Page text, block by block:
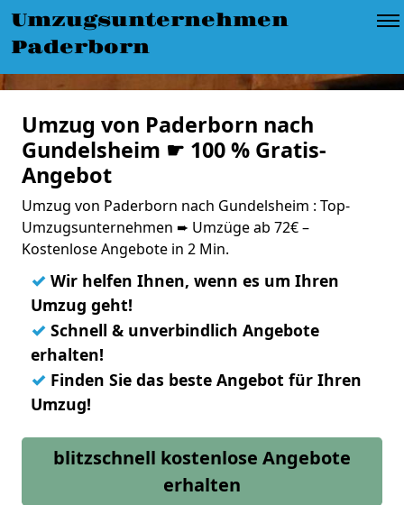
Umzugsunternehmen
Paderborn
Umzug von Paderborn nach
Gundelsheim ☛ 100 % Gratis-
Angebot
Umzug von Paderborn nach Gundelsheim : Top-
Umzugsunternehmen ➨ Umzüge ab 72€ –
Kostenlose Angebote in 2 Min.
✓ Wir helfen Ihnen, wenn es um Ihren
Umzug geht!
✓ Schnell & unverbindlich Angebote
erhalten!
✓ Finden Sie das beste Angebot für Ihren
Umzug!
blitzschnell kostenlose Angebote
erhalten